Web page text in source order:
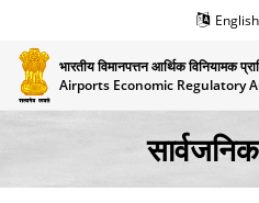
English
भारतीय विमानपत्तन आर्थिक विनियामक
Airports Economic Regulatory